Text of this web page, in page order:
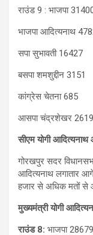
राउंड 9 : भाजपा
भाजपा आदित्यनाथ
सपा सुभावती 16427
बसपा शमशुद्दीन 3151
कांग्रेस चेतना 685
आसपा चंद्रशेखर 2619
सीएम योगी
गोरखपुर सदर
आदित्यनाथ लगातार
हजार से अध‍िक मतों
मुख्यमंत्री योगी
राउंड 8: भाजपा